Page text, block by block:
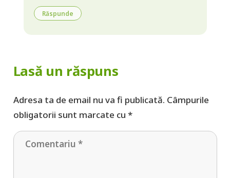
Răspunde
Lasă un răspuns
Adresa ta de email nu va fi publicată. Câmpurile
obligatorii sunt marcate cu *